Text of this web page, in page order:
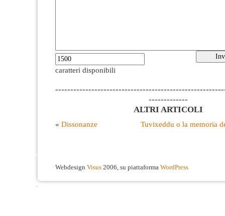
caratteri disponibili
-------------
ALTRI ARTICOLI
« Dissonanze Tuvixeddu o la memoria
Webdesign Visus 2006, su piattaforma WordPress